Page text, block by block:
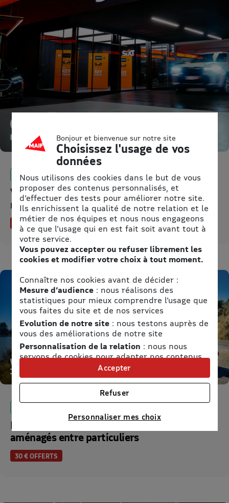
2 OFFRES EN COURS
Votre belle voiture : louez-la
maintenant
JUSQU'À 15% DE REMISE
Location de camping-cars et vans
aménagés entre particuliers
30 € OFFERTS
Bonjour et bienvenue sur notre site
Choisissez l'usage de vos
données
Nous utilisons des cookies dans le but de vous
proposer des contenus personnalisés, et
d'effectuer des tests pour améliorer notre site.
Ils enrichissent la qualité de notre relation et le
métier de nos équipes et nous nous engageons
à ce que l'usage qui en est fait soit avant tout à
votre service.
Vous pouvez accepter ou refuser librement les
cookies et modifier votre choix à tout moment.
Connaître nos cookies avant de décider :
Mesure d’audience: nous réalisons des
statistiques pour mieux comprendre l’usage que
vous faites du site et de nos services
Evolution de notre site: nous testons auprès de
vous des améliorations de notre site
Personnalisation de la relation : nous nous
servons de cookies pour adapter nos contenus
et personnaliser nos offres
Univers publicitaire: nous utilisons avec nos
partenaires des cookies pour afficher des
publicités personnalisées
Connaître notre politique cookies et la liste de nos
Personnaliser mes choix
Refuser
Accepter